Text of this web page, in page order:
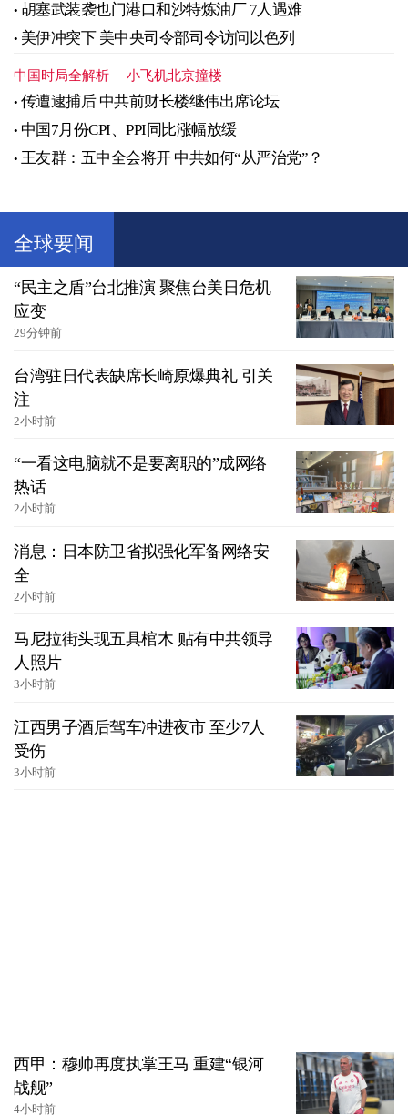
胡塞武装袭也门港口和沙特炼油厂 7人遇难
美伊冲突下 美中央司令部司令访问以色列
中国时局全解析 小飞机北京撞楼
传遭逮捕后 中共前财长楼继伟出席论坛
中国7月份CPI、PPI同比涨幅放缓
王友群：五中全会将开 中共如何“从严治党”？
全球要闻
“民主之盾”台北推演 聚焦台美日危机
应变
29分钟前
台湾驻日代表缺席长崎原爆典礼 引关
注
2小时前
“一看这电脑就不是要离职的”成网络
热话
2小时前
消息：日本防卫省拟强化军备网络安
全
2小时前
马尼拉街头现五具棺木 贴有中共领导
人照片
3小时前
江西男子酒后驾车冲进夜市 至少7人
受伤
3小时前
西甲：穆帅再度执掌王马 重建“银河
战舰”
4小时前